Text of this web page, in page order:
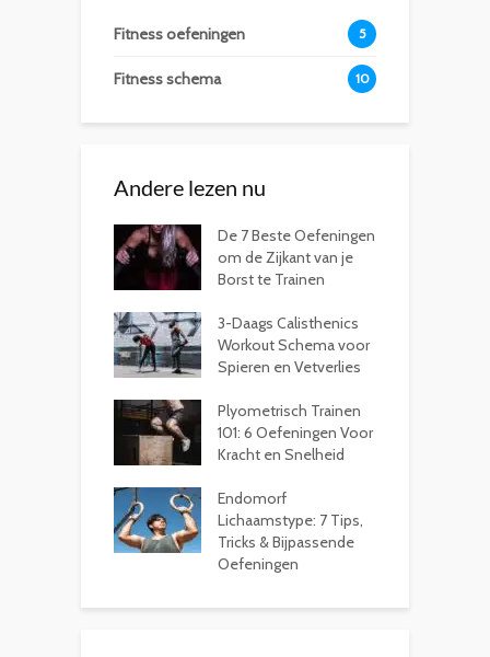
Fitness oefeningen 5
Fitness schema 10
Andere lezen nu
De 7 Beste Oefeningen
om de Zijkant van je
Borst te Trainen
3-Daags Calisthenics
Workout Schema voor
Spieren en Vetverlies
Plyometrisch Trainen
101: 6 Oefeningen Voor
Kracht en Snelheid
Endomorf
Lichaamstype: 7 Tips,
Tricks & Bijpassende
Oefeningen